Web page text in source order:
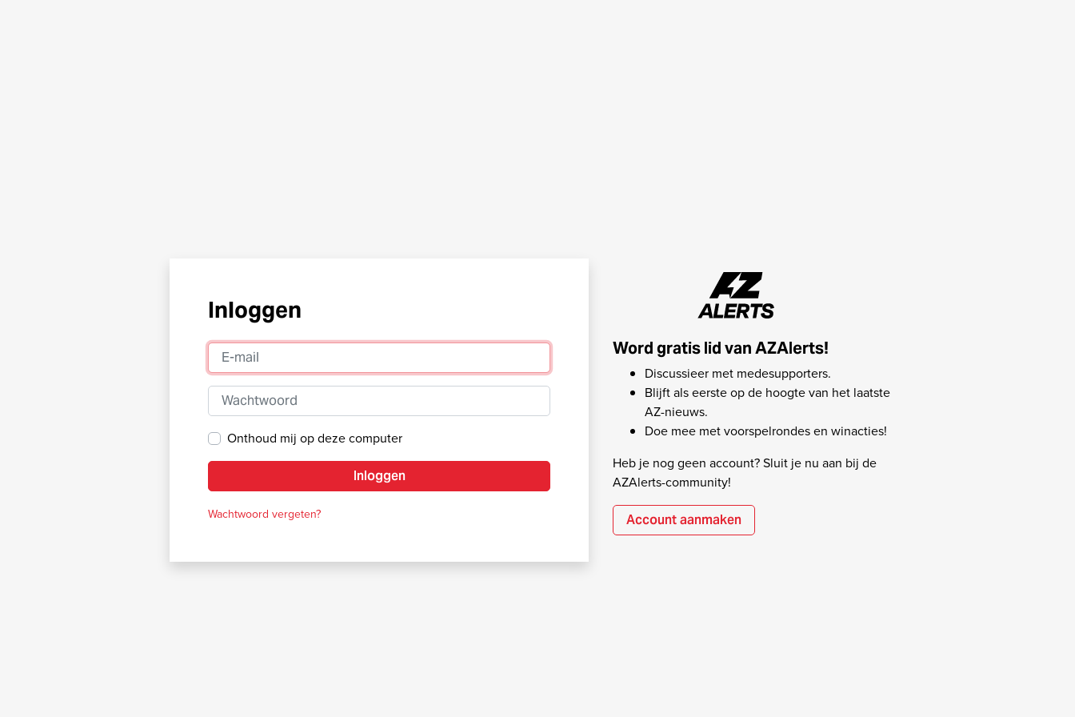
Inloggen
E-mail
Wachtwoord
Onthoud mij op deze computer
Inloggen
Wachtwoord vergeten?
Word gratis lid van AZAlerts!
Discussieer met medesupporters.
Blijft als eerste op de hoogte van het laatste
AZ-nieuws.
Doe mee met voorspelrondes en winacties!
Heb je nog geen account? Sluit je nu aan bij de
AZAlerts-community!
Account aanmaken